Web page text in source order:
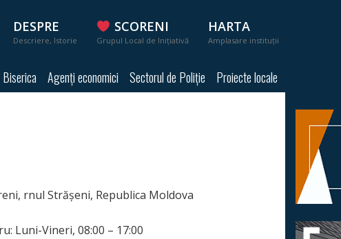
DESPRE
Descriere, Istorie
SCORENI
Grupul Local de Inițiativă
HARTA
Amplasare instituții
Biserica Agenți economici Sectorul de Poliție Proiecte locale
rnul Strășeni, Republica Moldova
Luni-Vineri, 08:00 – 17:00